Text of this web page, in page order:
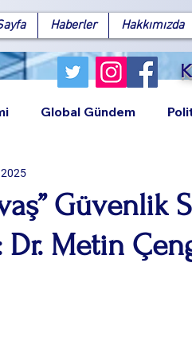
Haberler Hakkımızda
Facebook
Global Gündem
Güvenlik
Dr. Metin